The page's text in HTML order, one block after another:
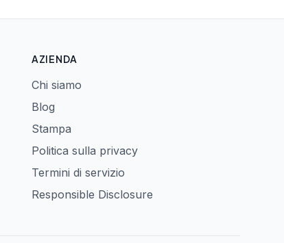
AZIENDA
Chi siamo
Blog
Stampa
Politica sulla privacy
Termini di servizio
Responsible Disclosure